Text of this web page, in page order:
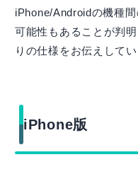
iPhone/Androidの機種
可能性もあることが判
りの仕様をお伝えしてい
iPhone版